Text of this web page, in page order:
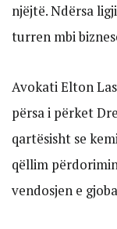
njëjtë. Ndërsa
turren mbi
Avokati Elton
përsa i përket
qartësisht se
qëllim
vendosjen e